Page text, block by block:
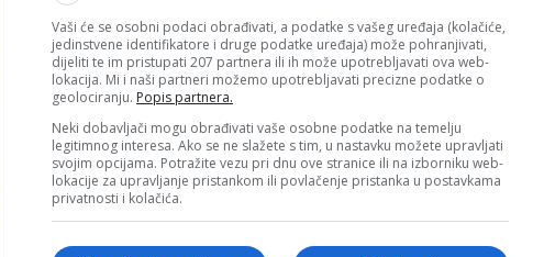
Vaši će se osobni podaci obrađivati, a podatke s vašeg uređaja (kolačiće,
jedinstvene identifikatore i druge podatke uređaja) može pohranjivati,
dijeliti te im pristupati 207 partnera ili ih može upotrebljavati ova web-
lokacija. Mi i naši partneri možemo upotrebljavati precizne podatke o
geolociranju. Popis partnera.
Neki dobavljači mogu obrađivati vaše osobne podatke na temelju
legitimnog interesa. Ako se ne slažete s tim, u nastavku možete upravljati
svojim opcijama. Potražite vezu pri dnu ove stranice ili na izborniku web-
lokacije za upravljanje pristankom ili povlačenje pristanka u postavkama
privatnosti i kolačića.